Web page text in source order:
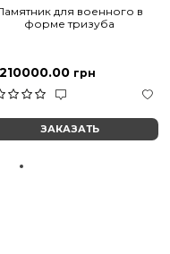
для военного в
форме тризуба
210000.00 грн
ЗАКАЗАТЬ